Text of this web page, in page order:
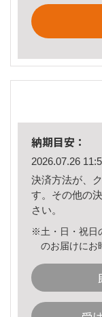
納期目安：
2026.07.26
決済方法が、
す。その他の
さい。
※土・日・祝日
のお届けにお